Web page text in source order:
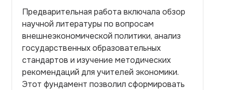
Предварительная работа включала обзор
научной литературы по вопросам
внешнеэкономической политики, анализ
государственных образовательных
стандартов и изучение методических
рекомендаций для учителей экономики.
Этот фундамент позволил сформировать